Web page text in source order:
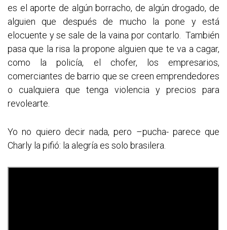
es el aporte de algún borracho, de algún drogado, de
alguien que después de mucho la pone y está
elocuente y se sale de la vaina por contarlo. También
pasa que la risa la propone alguien que te va a cagar,
como la policía, el chofer, los empresarios,
comerciantes de barrio que se creen emprendedores
o cualquiera que tenga violencia y precios para
revolearte.
Yo no quiero decir nada, pero –pucha- parece que
Charly la pifió: la alegría es solo brasilera.